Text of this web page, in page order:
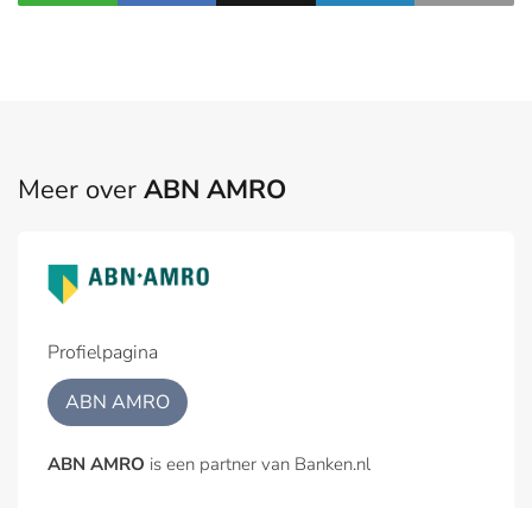
Meer over ABN AMRO
Profielpagina
ABN AMRO
ABN AMRO is een partner van Banken.nl